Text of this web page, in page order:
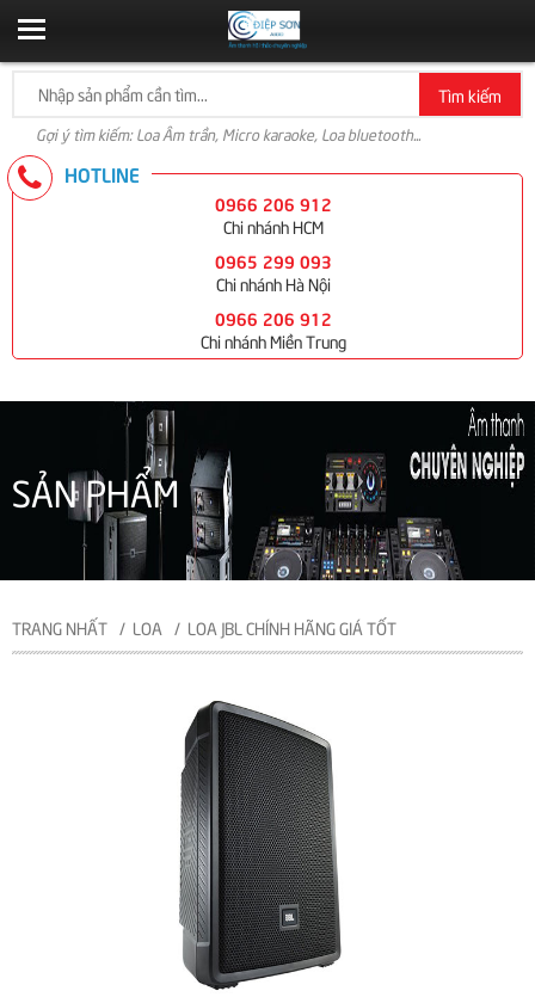
Tìm kiếm
Gợi ý tìm kiếm: Loa Âm trần, Micro karaoke, Loa bluetooth...
HOTLINE
0966 206 912
Chi nhánh HCM
0965 299 093
Chi nhánh Hà Nội
0966 206 912
Chi nhánh Miền Trung
SẢN PHẨM
TRANG NHẤT LOA LOA JBL CHÍNH HÃNG GIÁ TỐT